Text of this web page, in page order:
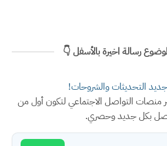
رسالة اخيرة بالأسفل 👇
التحديثات والشروحات!
منصات التواصل الاجتماعي لتكون أول من
بكل جديد وحصري.